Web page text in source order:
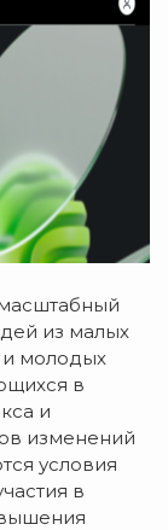
из малых
и молодых
в
и
изменений
условия
в